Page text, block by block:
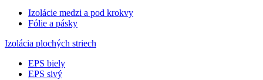
Izolácie medzi a pod krokvy
Fólie a pásky
Izolácia plochých striech
EPS biely
EPS sivý